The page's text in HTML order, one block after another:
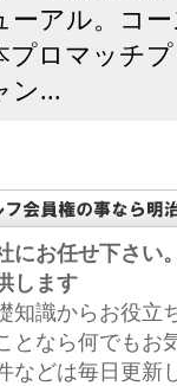
ーアル。コ
プロマッチ
ン...
にお任せ下さい
します
知識からお役立
となら何でもお
などは毎日更新